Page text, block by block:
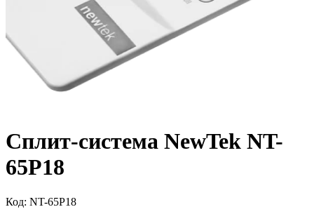
Сплит-система NewTek NT-
65P18
Код: NT-65P18